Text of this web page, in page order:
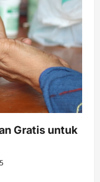
Gratis untuk